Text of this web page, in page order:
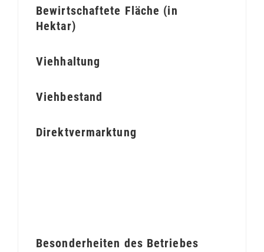
Bewirtschaftete Fläche (in
Hektar)
Viehhaltung
Viehbestand
Direktvermarktung
Besonderheiten des Betriebes